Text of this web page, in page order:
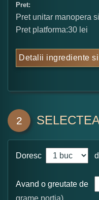
Pret:
Pret unitar manopera
Pret platforma:30 lei
Detalii ingrediente
2
Doresc
Avand o greutate de
grame portia)